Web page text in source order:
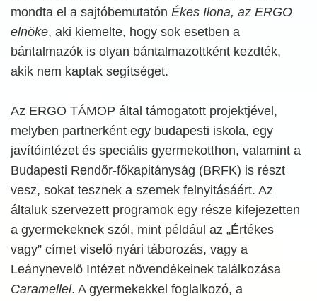
mondta el a sajtóbemutatón Ékes Ilona, az ERGO
elnöke, aki kiemelte, hogy sok esetben a
bántalmazók is olyan bántalmazottként kezdték,
akik nem kaptak segítséget.
Az ERGO TÁMOP által támogatott projektjével,
melyben partnerként egy budapesti iskola, egy
javítóintézet és speciális gyermekotthon, valamint a
Budapesti Rendőr-főkapitányság (BRFK) is részt
vesz, sokat tesznek a szemek felnyitásáért. Az
általuk szervezett programok egy része kifejezetten
a gyermekeknek szól, mint például az „Értékes
vagy” címet viselő nyári táborozás, vagy a
Leánynevelő Intézet növendékeinek találkozása
Caramellel. A gyermekekkel foglalkozó, a